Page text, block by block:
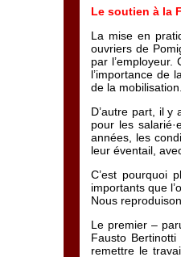
Le soutien à la
La mise en
ouvriers de
par l’employeur.
l’importance de
de la mobilisation.
D’autre part, il y
pour les
années, les
leur éventail,
C’est pourquoi
importants que
Nous
Le premier –
Fausto
remettre le